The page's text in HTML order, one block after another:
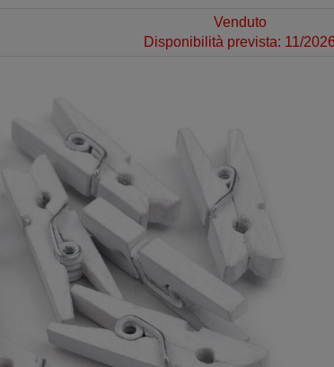
Venduto
Disponibilità prevista: 11/2026